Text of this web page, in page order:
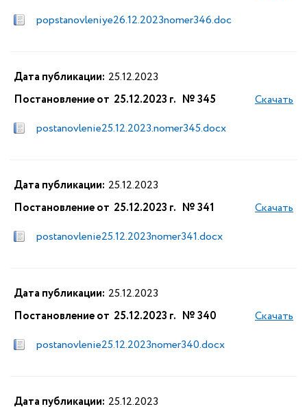
popstanovleniye26.12.2023nomer346.doc
Дата публикации: 25.12.2023
Постановление от 25.12.2023 г. № 345
postanovlenie25.12.2023.nomer345.docx
Скачать
Дата публикации: 25.12.2023
Постановление от 25.12.2023 г. № 341
postanovlenie25.12.2023nomer341.docx
Скачать
Дата публикации: 25.12.2023
Постановление от 25.12.2023 г. № 340
postanovlenie25.12.2023nomer340.docx
Скачать
Дата публикации: 25.12.2023